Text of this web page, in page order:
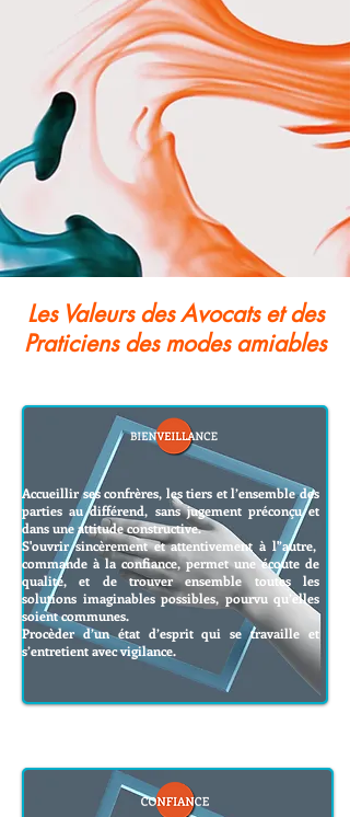
Les Valeurs des Avocats et des
Praticiens des modes amiables
Accueillir ses confrères, les tiers et l’ensemble des
parties au différend, sans jugement préconçu et
dans une attitude constructive.
S'ouvrir sincèrement et attentivement à l'’autre,
commande à la confiance, permet une écoute de
qualité, et de trouver ensemble toutes les
solutions imaginables possibles, pourvu qu’elles
soient communes.
Procèder d’un état d’esprit qui se travaille et
s’entretient avec vigilance.